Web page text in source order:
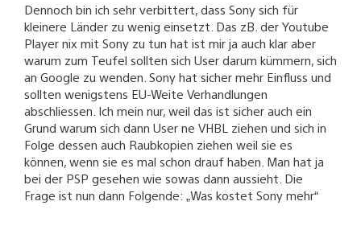
Dennoch bin ich sehr verbittert, dass Sony sich für
kleinere Länder zu wenig einsetzt. Das zB. der Youtube
Player nix mit Sony zu tun hat ist mir ja auch klar aber
warum zum Teufel sollten sich User darum kümmern, sich
an Google zu wenden. Sony hat sicher mehr Einfluss und
sollten wenigstens EU-Weite Verhandlungen
abschliessen. Ich mein nur, weil das ist sicher auch ein
Grund warum sich dann User ne VHBL ziehen und sich in
Folge dessen auch Raubkopien ziehen weil sie es
können, wenn sie es mal schon drauf haben. Man hat ja
bei der PSP gesehen wie sowas dann aussieht. Die
Frage ist nun dann Folgende: „Was kostet Sony mehr“